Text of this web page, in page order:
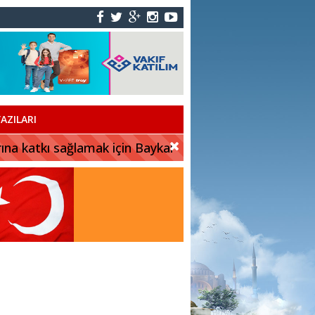
katkı sağlamak için Baykar